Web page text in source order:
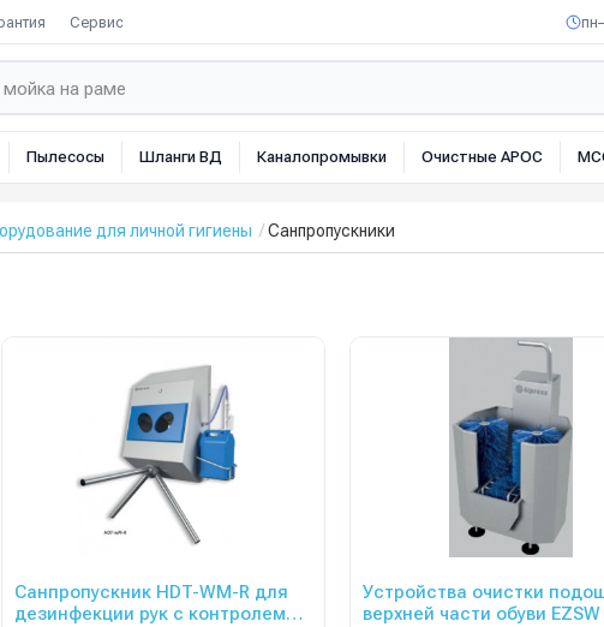
Сервис
Пылесосы Шланги ВД Каналопромывки Очистные АРОС
для личной гигиены Санпропускники
Санпропускник HDT-WM-R для
дезинфекции рук с контролем
Устройства очистки
верхней части обуви EZSW